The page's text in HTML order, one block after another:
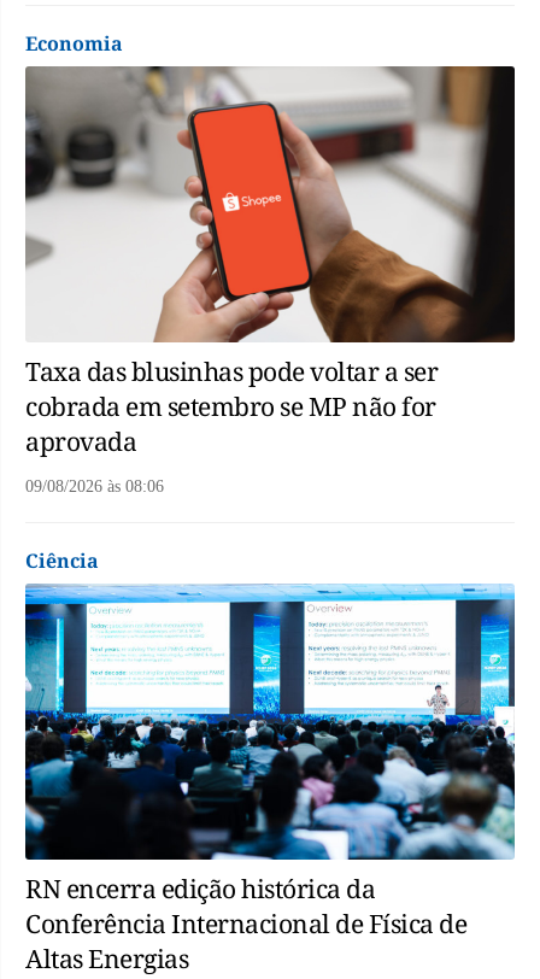
Economia
Taxa das blusinhas pode voltar a ser
cobrada em setembro se MP não for
aprovada
09/08/2026 às 08:06
Ciência
RN encerra edição histórica da
Conferência Internacional de Física de
Altas Energias